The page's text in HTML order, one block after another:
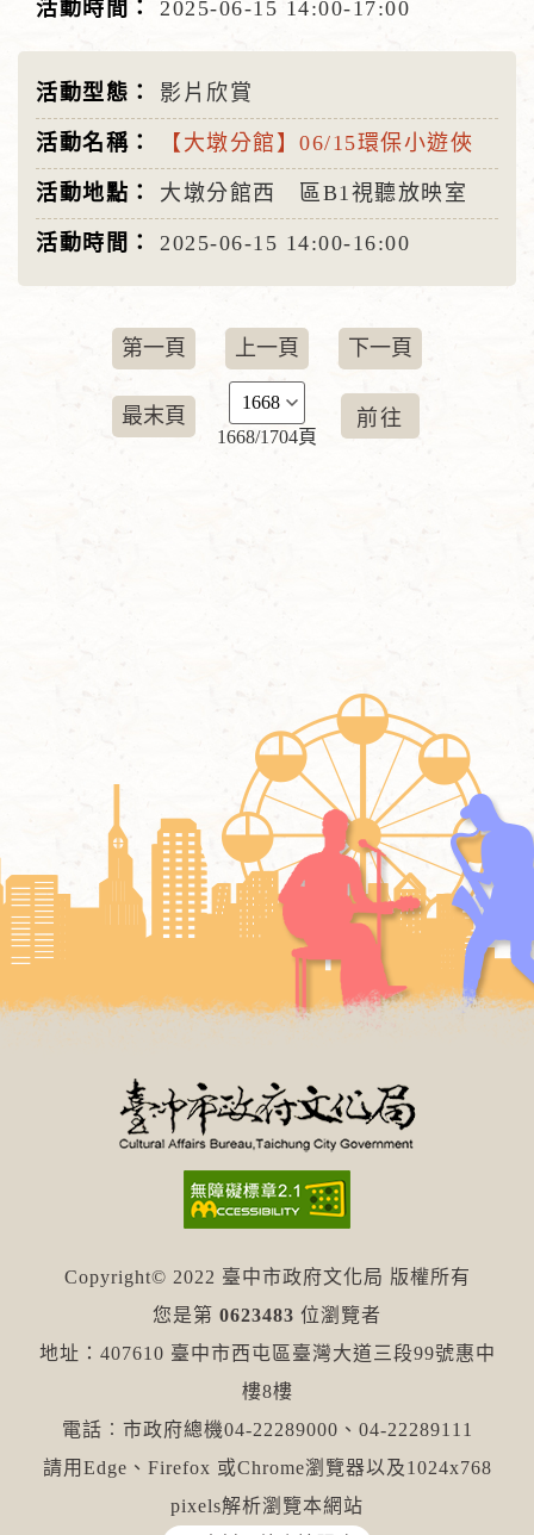
2025-06-15 14:00-17:00
影片欣賞
【大墩分館】06/15環保小遊俠
大墩分館西 區B1視聽放映室
2025-06-15 14:00-16:00
第一頁 上一頁 下一頁
最末頁
1668/1704頁
Copyright© 2022 臺中市政府文化局 版權所有
您是第 0623483 位瀏覽者
地址：407610 臺中市西屯區臺灣大道三段99號惠中
樓8樓
電話︰市政府總機04-22289000、04-22289111
請用Edge、Firefox 或Chrome瀏覽器以及1024x768
pixels解析瀏覽本網站